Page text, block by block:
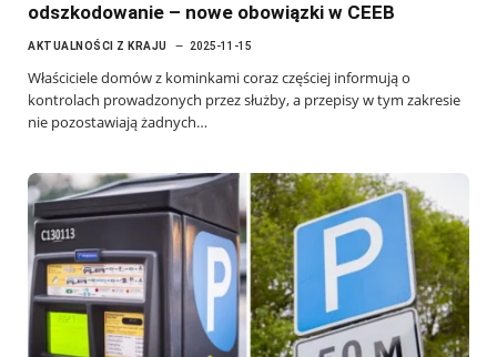
odszkodowanie – nowe obowiązki w CEEB
AKTUALNOŚCI Z KRAJU 2025-11-15
Właściciele domów z kominkami coraz częściej informują o
kontrolach prowadzonych przez służby, a przepisy w tym zakresie
nie pozostawiają żadnych…